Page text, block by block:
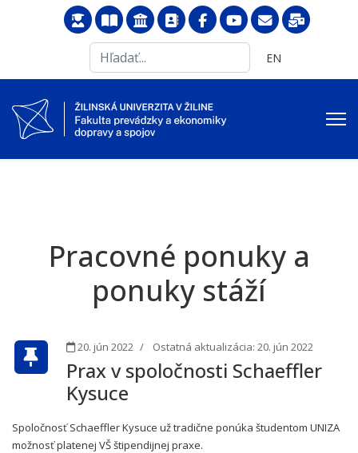
...
Vyberte váš jazyk
EN
Pracovné ponuky a
ponuky stáží
20. jún 2022 Ostatná aktualizácia: 20. jún 2022
Prax v spoločnosti Schaeffler
Kysuce
Spoločnosť Schaeffler Kysuce už tradične ponúka študentom UNIZA
možnosť platenej VŠ štipendijnej praxe.